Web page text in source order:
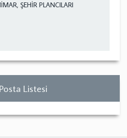
ŞEHİR PLANCILARI
Listesi